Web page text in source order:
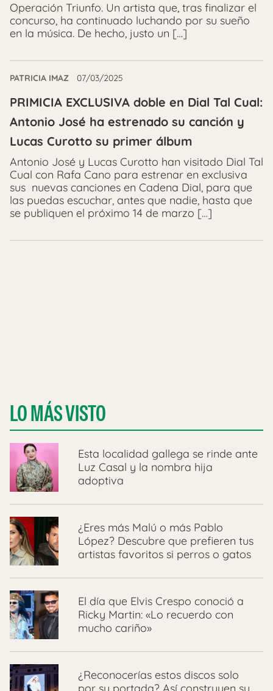
Operación Triunfo. Un artista que, tras finalizar el
concurso, ha continuado luchando por su sueño
en la música. De hecho, justo un […]
PATRICIA IMAZ 07/03/2025
PRIMICIA EXCLUSIVA doble en Dial Tal Cual:
Antonio José ha estrenado su canción y
Lucas Curotto su primer álbum
Antonio José y Lucas Curotto han visitado Dial Tal
Cual con Rafa Cano para estrenar en exclusiva
sus nuevas canciones en Cadena Dial, para que
las puedas escuchar, antes que nadie, hasta que
se publiquen el próximo 14 de marzo […]
LO MÁS VISTO
Esta localidad gallega se rinde ante
Luz Casal y la nombra hija
adoptiva
¿Eres más Malú o más Pablo
López? Descubre que prefieren tus
artistas favoritos si perros o gatos
El día que Elvis Crespo conoció a
Ricky Martin: «Lo recuerdo con
mucho cariño»
¿Reconocerías estos discos solo